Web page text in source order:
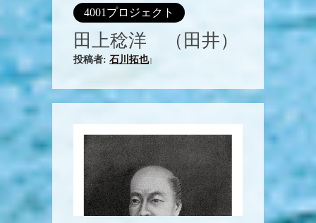
4001プロジェクト
田上稔洋 （田井）
投稿者: 石川拓也|